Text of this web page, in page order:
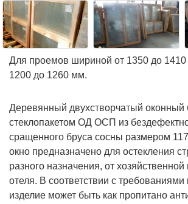
Для проемов шириной от 1350 до
1200 до 1260 мм.
Деревянный двухстворчатый оконный
стеклопакетом ОД ОСП из
сращенного бруса сосны размером
окно предназначено для остекления
разного назначения, от хозяйственной
отеля. В соответствии с требованиями
изделие может быть как пропитано